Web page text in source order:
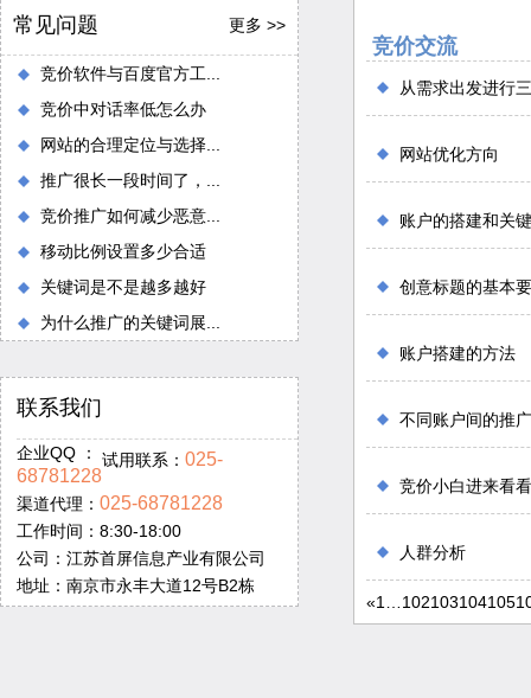
常见问题 更多 >>
竞价软件与百度官方工...
竞价中对话率低怎么办
网站的合理定位与选择...
推广很长一段时间了，...
竞价推广如何减少恶意...
移动比例设置多少合适
关键词是不是越多越好
为什么推广的关键词展...
联系我们
企业QQ ： 试用联系： 025-
68781228
渠道代理： 025-68781228
工作时间：8:30-18:00
公司：江苏首屏信息产业有限公司
地址：南京市永丰大道12号B2栋
竞价交流
从需求出发进行
网站优化方向
账户的搭建和关
创意标题的基本
账户搭建的方法
不同账户间的推
竞价小白进来看看
人群分析
«1 102103104105